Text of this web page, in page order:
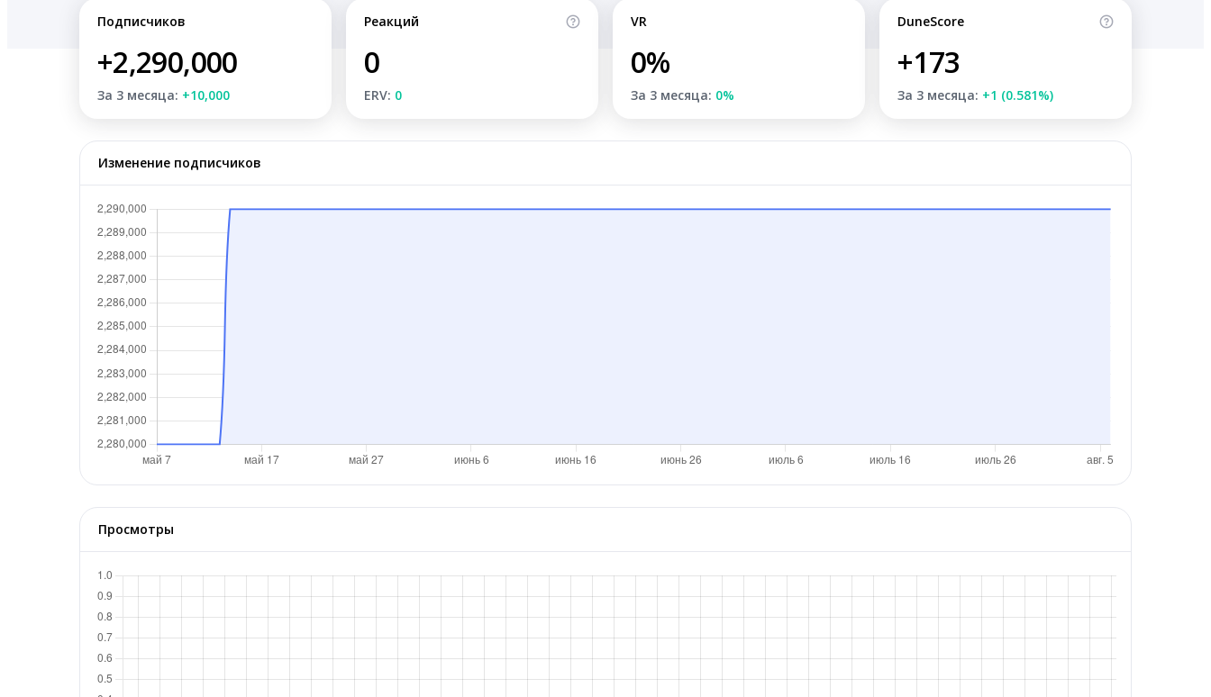
Подписчиков
+2,290,000
За 3 месяца: +10,000
Реакций
0
ERV: 0
VR
0%
За 3 месяца: 0%
DuneScore
+173
За 3 месяца: +1 (0.581%)
Изменение подписчиков
Просмотры